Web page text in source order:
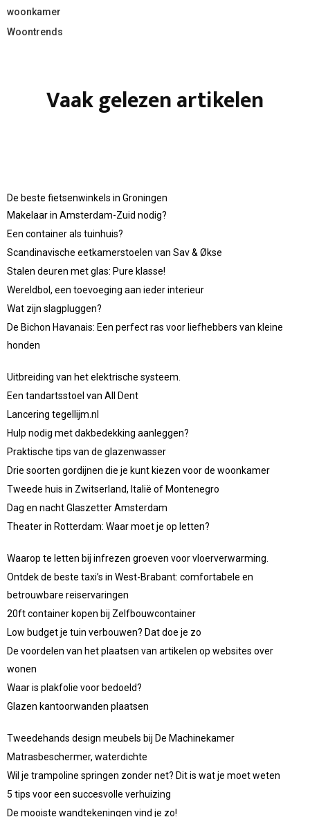
woonkamer
Woontrends
Vaak gelezen artikelen
De beste fietsenwinkels in Groningen
Makelaar in Amsterdam-Zuid nodig?
Een container als tuinhuis?
Scandinavische eetkamerstoelen van Sav & Økse
Stalen deuren met glas: Pure klasse!
Wereldbol, een toevoeging aan ieder interieur
Wat zijn slagpluggen?
De Bichon Havanais: Een perfect ras voor liefhebbers van kleine
honden
Uitbreiding van het elektrische systeem.
Een tandartsstoel van All Dent
Lancering tegellijm.nl
Hulp nodig met dakbedekking aanleggen?
Praktische tips van de glazenwasser
Drie soorten gordijnen die je kunt kiezen voor de woonkamer
Tweede huis in Zwitserland, Italië of Montenegro
Dag en nacht Glaszetter Amsterdam
Theater in Rotterdam: Waar moet je op letten?
Waarop te letten bij infrezen groeven voor vloerverwarming.
Ontdek de beste taxi’s in West-Brabant: comfortabele en
betrouwbare reiservaringen
20ft container kopen bij Zelfbouwcontainer
Low budget je tuin verbouwen? Dat doe je zo
De voordelen van het plaatsen van artikelen op websites over
wonen
Waar is plakfolie voor bedoeld?
Glazen kantoorwanden plaatsen
Tweedehands design meubels bij De Machinekamer
Matrasbeschermer, waterdichte
Wil je trampoline springen zonder net? Dit is wat je moet weten
5 tips voor een succesvolle verhuizing
De mooiste wandtekeningen vind je zo!